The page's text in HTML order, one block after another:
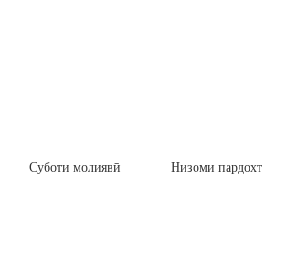
Суботи молиявӣ Низоми пардохт